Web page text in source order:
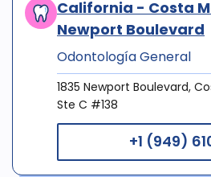
California - Costa
Newport Boulevard
Odontología General
1835 Newport Boulevard,
Ste C #138
+1 (949)